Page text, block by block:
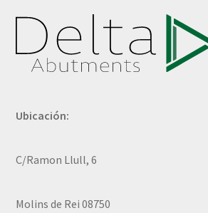
Ubicación:
C/Ramon Llull, 6
Molins de Rei 08750